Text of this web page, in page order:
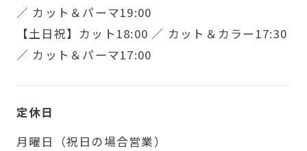
／ カット＆パーマ19:00
【土日祝】カット18:00 ／ カット＆カラー17:30
／ カット＆パーマ17:00
定休日
月曜日（祝日の場合営業）